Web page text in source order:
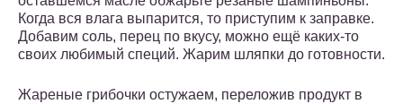
Когда вся влага выпарится, то приступим к заправке.
Добавим соль, перец по вкусу, можно ещё каких-то
своих любимый специй. Жарим шляпки до готовности.
Жареные грибочки остужаем, переложив продукт в